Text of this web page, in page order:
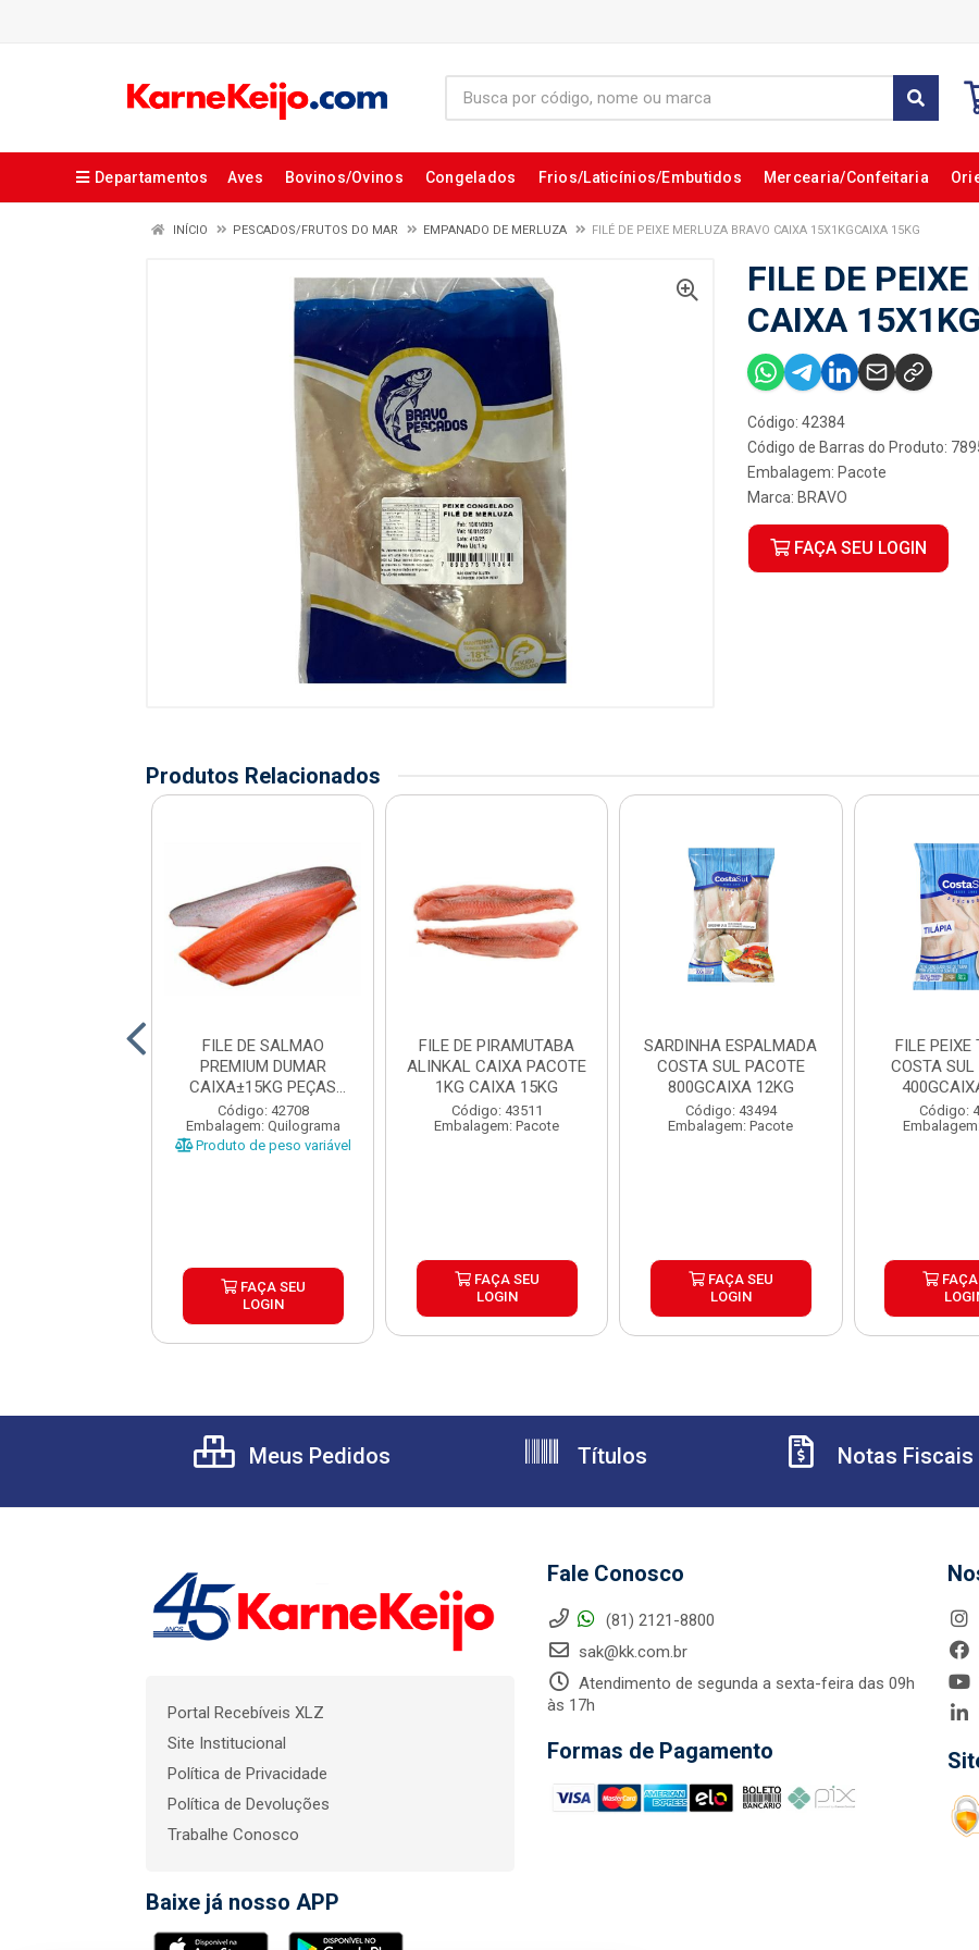
Departamentos Aves Bovinos/Ovinos Congelados Frios/Laticínios/Embutidos Mercearia/Confeitaria
INÍCIO PESCADOS/FRUTOS DO MAR EMPANADO DE MERLUZA FILÉ DE PEIXE MERLUZA BRAVO CAIXA 15X1KGCAIXA 15KG
FILE DE
CAIXA
Código: 42384
Código de Barras do Produto:
Embalagem: Pacote
Marca: BRAVO
FAÇA SEU LOGIN
Produtos Relacionados
FILE DE SALMAO
PREMIUM DUMAR
CAIXA±15KG PEÇAS
1,8KG UP
Código: 42708
Embalagem: Quilograma
Produto de peso variável
FAÇA SEU
LOGIN
FILE DE PIRAMUTABA
ALINKAL CAIXA PACOTE
1KG CAIXA 15KG
Código: 43511
Embalagem: Pacote
FAÇA SEU
LOGIN
SARDINHA ESPALMADA
COSTA SUL PACOTE
800GCAIXA 12KG
Código: 43494
Embalagem: Pacote
FAÇA SEU
LOGIN
FILE
COSTA SUL
Código:
Meus Pedidos Títulos Notas Fiscais
Portal Recebíveis XLZ
Site Institucional
Política de Privacidade
Política de Devoluções
Trabalhe Conosco
Baixe já nosso APP
Fale Conosco
(81) 2121-8800
sak@kk.com.br
Atendimento de segunda a sexta-feira das 09h
às 17h
Formas de Pagamento